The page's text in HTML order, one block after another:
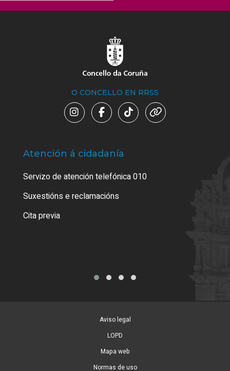
O CONCELLO EN RRSS
Atención á cidadanía
Servizo de atención telefónica 010
Suxestións e reclamacións
Cita previa
Aviso legal
LOPD
Mapa web
Normas de uso